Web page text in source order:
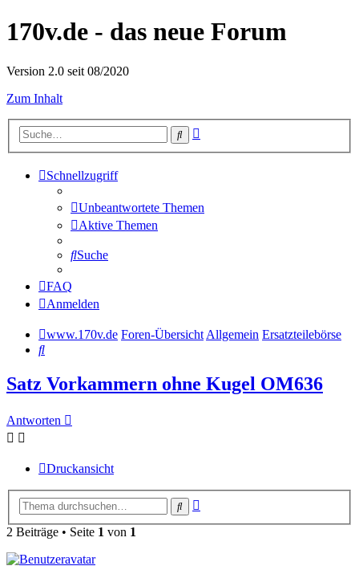
170v.de - das neue Forum
Version 2.0 seit 08/2020
Zum Inhalt
Suche
Schnellzugriff
Unbeantwortete Themen
Aktive Themen
Suche
FAQ
Anmelden
www.170v.de Foren-ÜbersichtAllgemein Ersatzteilebörse
Suche
Satz Vorkammern ohne Kugel OM636
Antworten
Druckansicht
Suche
2 Beiträge • Seite 1 von 1